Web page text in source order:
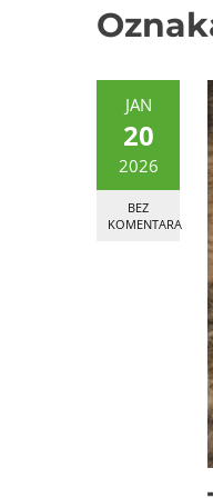
JAN
20
2026
BEZ
KOMENTARA